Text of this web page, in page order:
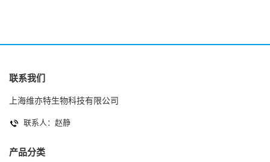
联系我们
上海维亦特生物科技有限公司
联系人：赵静
产品分类